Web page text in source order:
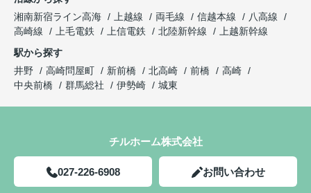
湘南新宿ライン高海
上越線 両毛線 信越本線
八高線
高崎線
上毛電鉄 上信電鉄 北陸新幹線
上越新幹線
駅から探す
井野
高崎問屋町 新前橋 北高崎 前橋
高崎
中央前橋
群馬総社 伊勢崎 城東
チルホーム株式会社
027-226-6908 お問い合わせ